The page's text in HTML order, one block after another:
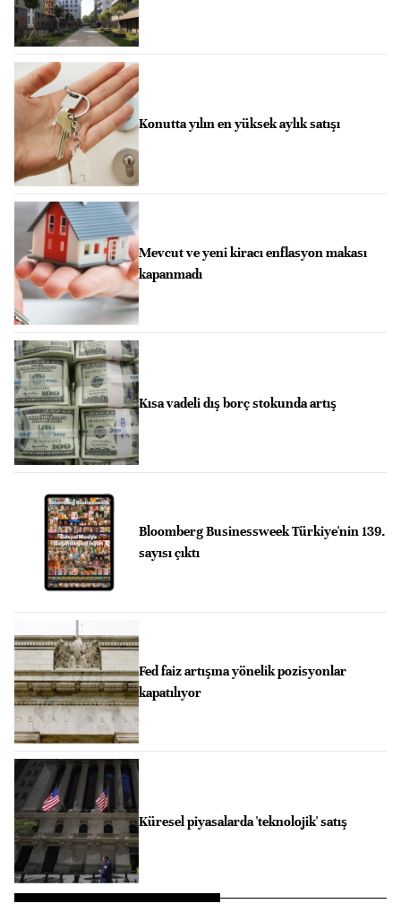
Konutta yılın en yüksek aylık satışı
Mevcut ve yeni kiracı enflasyon makası
kapanmadı
Kısa vadeli dış borç stokunda artış
Bloomberg Businessweek Türkiye'nin 139.
sayısı çıktı
Fed faiz artışına yönelik pozisyonlar
kapatılıyor
Küresel piyasalarda 'teknolojik' satış